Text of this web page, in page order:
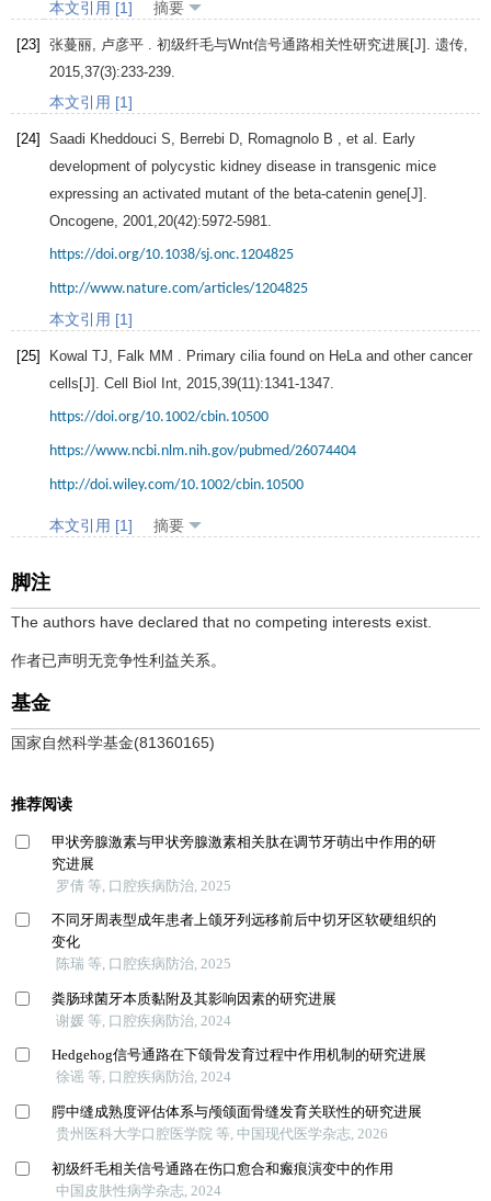
本文引用 [1] 摘要
[23] 张蔓丽, 卢彦平 . 初级纤毛与Wnt信号通路相关性研究进展[J]. 遗传
2015 37(3):233-239.
本文引用 [1]
[24] Saadi Kheddouci S Berrebi D Romagnolo B , et al. Early
development of polycystic kidney disease in transgenic mice
expressing an activated mutant of the beta-catenin gene[J].
Oncogene 2001 20(42):5972-5981.
https://doi.org/10.1038/sj.onc.1204825
http://www.nature.com/articles/1204825
本文引用 [1]
[25] Kowal TJ Falk MM . Primary cilia found on HeLa and other cancer
cells[J]. Cell Biol Int 2015 39(11):1341-1347.
https://doi.org/10.1002/cbin.10500
https://www.ncbi.nlm.nih.gov/pubmed/26074404
http://doi.wiley.com/10.1002/cbin.10500
本文引用 [1] 摘要
脚注
The authors have declared that no competing interests exist.
作者已声明无竞争性利益关系。
基金
国家自然科学基金(81360165)